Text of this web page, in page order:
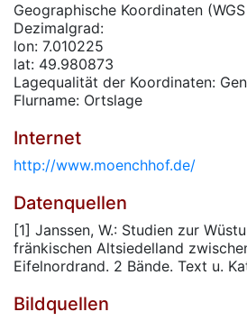
Geographische Koordinaten
Dezimalgrad:
lon: 7.010225
lat: 49.980873
Lagequalität der Koordinaten:
Flurname: Ortslage
Internet
http://www.moenchhof.de/
Datenquellen
[1] Janssen, W.: Studien zur
fränkischen Altsiedelland
Eifelnordrand. 2 Bände. Text u.
Bildquellen